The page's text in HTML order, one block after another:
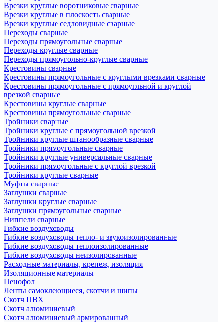
Врезки круглые воротниковые сварные
Врезки круглые в плоскость сварные
Врезки круглые седловидные сварные
Переходы сварные
Переходы прямоугольные сварные
Переходы круглые сварные
Переходы прямоугольно-круглые сварные
Крестовины сварные
Крестовины прямоугольные с круглыми врезками сварные
Крестовины прямоугольные с прямоугльной и круглой
врезкой сварные
Крестовины круглые сварные
Крестовины прямоугольные сварные
Тройники сварные
Тройники круглые с прямоугольной врезкой
Тройники круглые штанообразные сварные
Тройники прямоугольные сварные
Тройники круглые универсальные сварные
Тройники прямоугольные с круглой врезкой
Тройники круглые сварные
Муфты сварные
Заглушки сварные
Заглушки круглые сварные
Заглушки прямоугольные сварные
Ниппели сварные
Гибкие воздуховоды
Гибкие воздуховоды тепло- и звукоизолированные
Гибкие воздуховоды теплоизолированные
Гибкие воздуховоды неизолированные
Расходные материалы, крепеж, изоляция
Изоляционные материалы
Пенофол
Ленты самоклеющиеся, скотчи и шипы
Скотч ПВХ
Скотч алюминиевый
Скотч алюминиевый армированный